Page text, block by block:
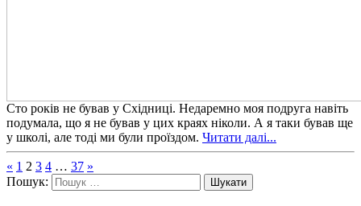
Сто років не бував у Східниці. Недаремно моя подруга навіть
подумала, що я не бував у цих краях ніколи. А я таки бував ще
у школі, але тоді ми були проїздом. Читати далі...
« 1 2 3 4 … 37 »
Пошук: